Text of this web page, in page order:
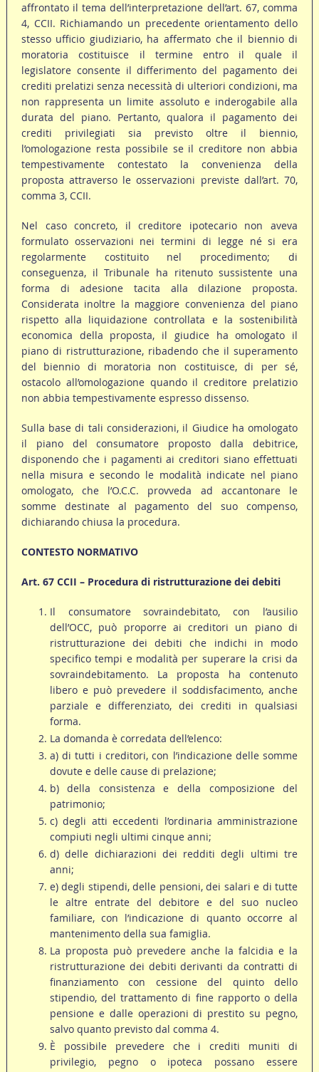
affrontato il tema dell’interpretazione dell’art. 67, comma
4, CCII. Richiamando un precedente orientamento dello
stesso ufficio giudiziario, ha affermato che il biennio di
moratoria costituisce il termine entro il quale il
legislatore consente il differimento del pagamento dei
crediti prelatizi senza necessità di ulteriori condizioni, ma
non rappresenta un limite assoluto e inderogabile alla
durata del piano. Pertanto, qualora il pagamento dei
crediti privilegiati sia previsto oltre il biennio,
l’omologazione resta possibile se il creditore non abbia
tempestivamente contestato la convenienza della
proposta attraverso le osservazioni previste dall’art. 70,
comma 3, CCII.
Nel caso concreto, il creditore ipotecario non aveva
formulato osservazioni nei termini di legge né si era
regolarmente costituito nel procedimento; di
conseguenza, il Tribunale ha ritenuto sussistente una
forma di adesione tacita alla dilazione proposta.
Considerata inoltre la maggiore convenienza del piano
rispetto alla liquidazione controllata e la sostenibilità
economica della proposta, il giudice ha omologato il
piano di ristrutturazione, ribadendo che il superamento
del biennio di moratoria non costituisce, di per sé,
ostacolo all’omologazione quando il creditore prelatizio
non abbia tempestivamente espresso dissenso.
Sulla base di tali considerazioni, il Giudice ha omologato
il piano del consumatore proposto dalla debitrice,
disponendo che i pagamenti ai creditori siano effettuati
nella misura e secondo le modalità indicate nel piano
omologato, che l’O.C.C. provveda ad accantonare le
somme destinate al pagamento del suo compenso,
dichiarando chiusa la procedura.
CONTESTO NORMATIVO
Art. 67 CCII – Procedura di ristrutturazione dei debiti
Il consumatore sovraindebitato, con l’ausilio
dell’OCC, può proporre ai creditori un piano di
ristrutturazione dei debiti che indichi in modo
specifico tempi e modalità per superare la crisi da
sovraindebitamento. La proposta ha contenuto
libero e può prevedere il soddisfacimento, anche
parziale e differenziato, dei crediti in qualsiasi
forma.
La domanda è corredata dell’elenco:
a) di tutti i creditori, con l’indicazione delle somme
dovute e delle cause di prelazione;
b) della consistenza e della composizione del
patrimonio;
c) degli atti eccedenti l’ordinaria amministrazione
compiuti negli ultimi cinque anni;
d) delle dichiarazioni dei redditi degli ultimi tre
anni;
e) degli stipendi, delle pensioni, dei salari e di tutte
le altre entrate del debitore e del suo nucleo
familiare, con l’indicazione di quanto occorre al
mantenimento della sua famiglia.
La proposta può prevedere anche la falcidia e la
ristrutturazione dei debiti derivanti da contratti di
finanziamento con cessione del quinto dello
stipendio, del trattamento di fine rapporto o della
pensione e dalle operazioni di prestito su pegno,
salvo quanto previsto dal comma 4.
È possibile prevedere che i crediti muniti di
privilegio, pegno o ipoteca possano essere